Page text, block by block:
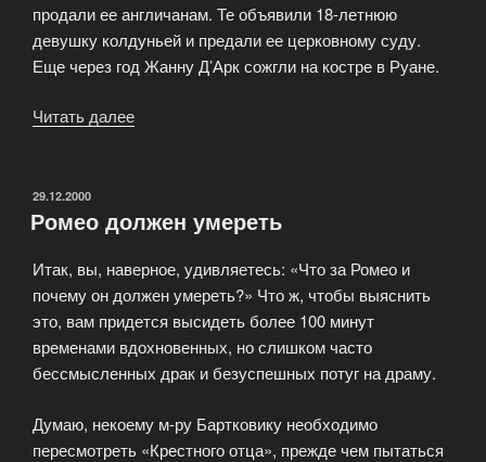
продали ее англичанам. Те объявили 18-летнюю
девушку колдуньей и предали ее церковному суду.
Еще через год Жанну Д’Арк сожгли на костре в Руане.
Читать далее
The
of
Joan
of
Ark)»
ОПУБЛИКОВАНО
29.12.2000
Ромео должен умереть
Итак, вы, наверное, удивляетесь: «Что за Ромео и
почему он должен умереть?» Что ж, чтобы выяснить
это, вам придется высидеть более 100 минут
временами вдохновенных, но слишком часто
бессмысленных драк и безуспешных потуг на драму.
Думаю, некоему м-ру Бартковику необходимо
пересмотреть «Крестного отца», прежде чем пытаться